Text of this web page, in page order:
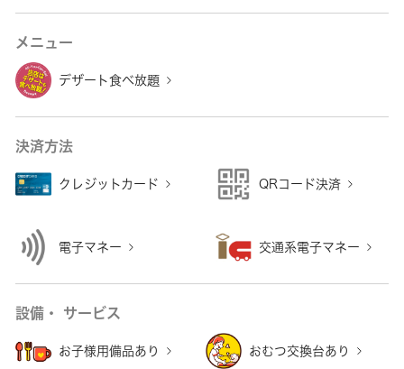
メニュー
デザート食べ放題
決済方法
クレジットカード QRコード決済
電子マネー 交通系電子マネー
設備・ サービス
お子様用備品あり おむつ交換台あり